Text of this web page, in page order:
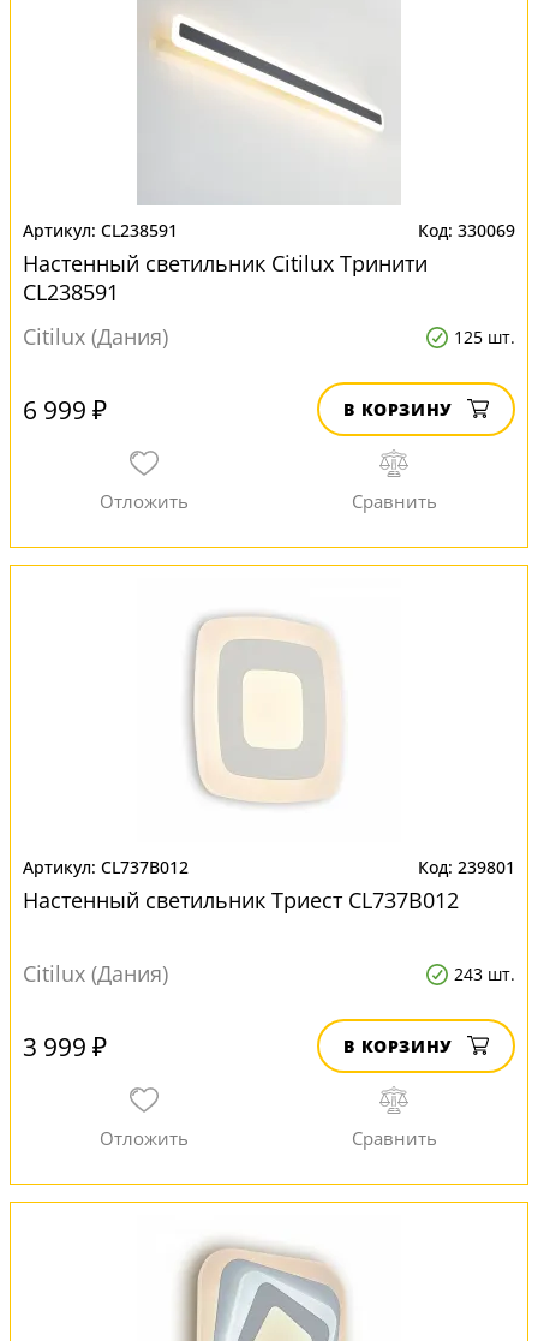
CL238591 330069
Настенный светильник Citilux Тринити
CL238591
Citilux (Дания)
125 шт.
6 999 ₽ В КОРЗИНУ
CL737B012 239801
Настенный светильник Триест CL737B012
Citilux (Дания) 243 шт.
3 999 ₽ В КОРЗИНУ